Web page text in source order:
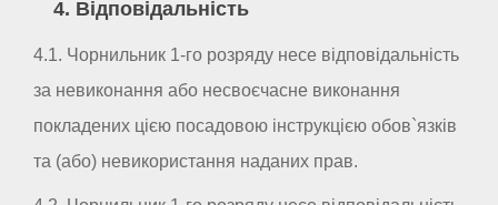
4. Відповідальність
4.1. Чорнильник 1-го розряду несе відповідальність
за невиконання або несвоєчасне виконання
покладених цією посадовою інструкцією обов`язків
та (або) невикористання наданих прав.